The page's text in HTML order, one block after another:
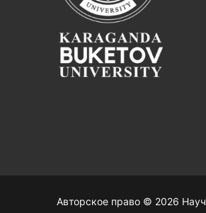
Авторское право © 2026